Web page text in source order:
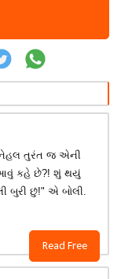
Read Free
તુરંત જ એની
આવું કહે છે?! શું થયું
બુરી છું!" એ બોલી.